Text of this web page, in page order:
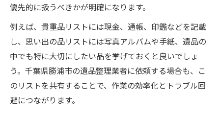
優先的に扱うべきかが明確になります。
例えば、貴重品リストには現金、通帳、印鑑などを記載
し、思い出の品リストには写真アルバムや手紙、遺品の
中でも特に大切にしたい品を挙げておくと良いでしょ
う。千葉県勝浦市の遺品整理業者に依頼する場合も、こ
のリストを共有することで、作業の効率化とトラブル回
避につながります。